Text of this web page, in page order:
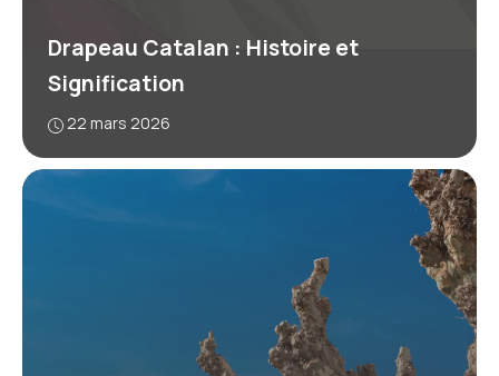
Drapeau Catalan : Histoire et
Signification
22 mars 2026